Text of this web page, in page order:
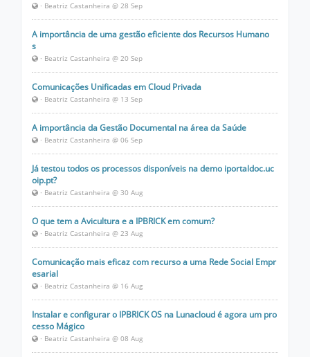
· Beatriz Castanheira @ 28 Sep
A importância de uma gestão eficiente dos Recursos Humano
s
· Beatriz Castanheira @ 20 Sep
Comunicações Unificadas em Cloud Privada
· Beatriz Castanheira @ 13 Sep
A importância da Gestão Documental na área da Saúde
· Beatriz Castanheira @ 06 Sep
Já testou todos os processos disponíveis na demo iportaldoc.uc
oip.pt?
· Beatriz Castanheira @ 30 Aug
O que tem a Avicultura e a IPBRICK em comum?
· Beatriz Castanheira @ 23 Aug
Comunicação mais eficaz com recurso a uma Rede Social Empr
esarial
· Beatriz Castanheira @ 16 Aug
Instalar e configurar o IPBRICK OS na Lunacloud é agora um pro
cesso Mágico
· Beatriz Castanheira @ 08 Aug